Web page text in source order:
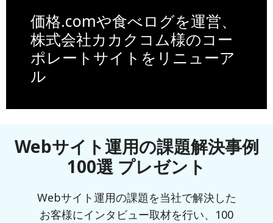
価格.comや食べログを運営、
株式会社カカクコム様のコー
ポレートサイトをリニューア
ル
Webサイト運用の課題解決事例
100選 プレゼント
Webサイト運用の課題を当社で解決した
お客様にインタビュー取材を行い、100